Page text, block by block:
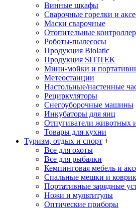
Винные шкафы
Сварочные горелки и
Маски сварочные
Отопительные
Роботы-пылесосы
Продукция Biolatic
Продукция SITITEK
Мини-мойки и
Метеостанции
Настольные/настенные
Рециркуляторы
Снегоуборочные машины
Инкубаторы для яиц
Отпугиватели животных
Товары для кухни
Туризм, отдых и спорт +
Все для охоты
Все для рыбалки
Кемпинговая мебель и
Спальные мешки и
Портативные зарядные
Ножи и мультитулы
Оптические приборы